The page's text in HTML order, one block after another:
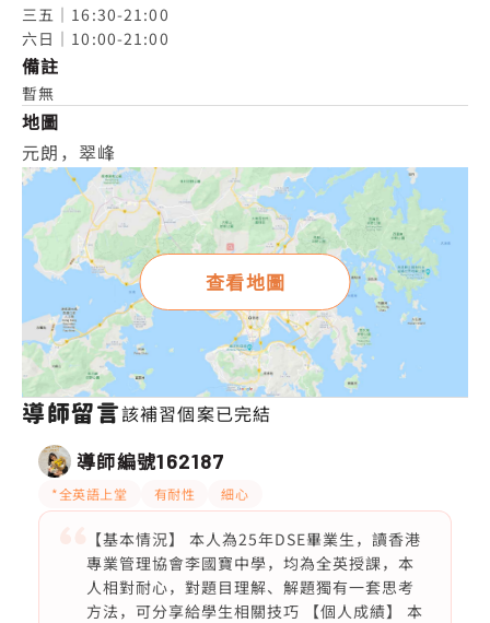
三五｜16:30-21:00
六日｜10:00-21:00
備註
暫無
地圖
元朗，翠峰
查看地圖
導師留言該補習個案已完結
導師編號162187
*全英語上堂 有耐性 細心
【基本情況】 本人為25年DSE畢業生，讀香港
專業管理協會李國寶中學，均為全英授課，本
人相對耐心，對題目理解、解題獨有一套思考
方法，可分享給學生相關技巧 【個人成績】 本